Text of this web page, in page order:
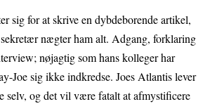
sig for at skrive en dybdeborende artikel,
nægter ham alt. Adgang, forklaring
nøjagtig som hans kolleger har
Joe sig ikke indkredse. Joes Atlantis lever
selv, og det vil være fatalt at afmystificere